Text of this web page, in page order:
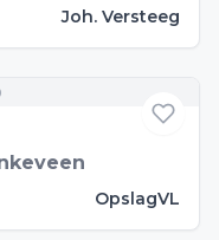
Joh. Versteeg
OpslagVL